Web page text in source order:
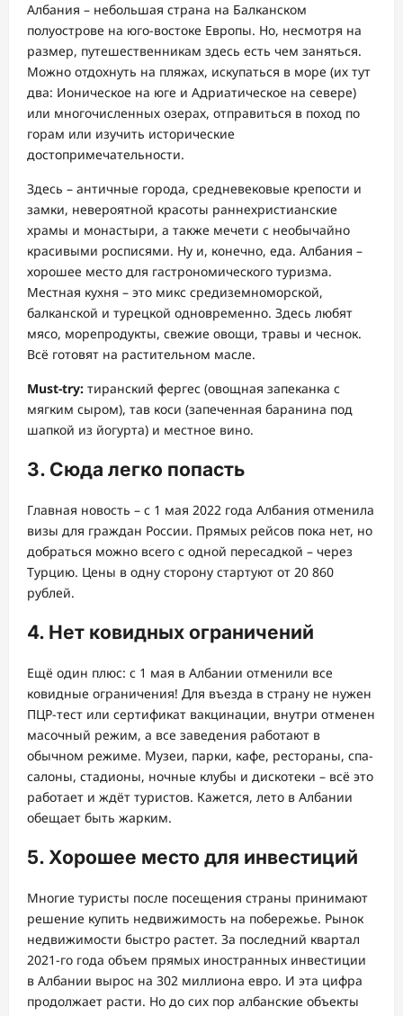
Албания – небольшая страна на Балканском
полуострове на юго-востоке Европы. Но, несмотря на
размер, путешественникам здесь есть чем заняться.
Можно отдохнуть на пляжах, искупаться в море (их тут
два: Ионическое на юге и Адриатическое на севере)
или многочисленных озерах, отправиться в поход по
горам или изучить исторические
достопримечательности.
Здесь – античные города, средневековые крепости и
замки, невероятной красоты раннехристианские
храмы и монастыри, а также мечети с необычайно
красивыми росписями. Ну и, конечно, еда. Албания –
хорошее место для гастрономического туризма.
Местная кухня – это микс средиземноморской,
балканской и турецкой одновременно. Здесь любят
мясо, морепродукты, свежие овощи, травы и чеснок.
Всё готовят на растительном масле.
Must-try: тиранский фергес (овощная запеканка с
мягким сыром), тав коси (запеченная баранина под
шапкой из йогурта) и местное вино.
3. Сюда легко попасть
Главная новость – с 1 мая 2022 года Албания отменила
визы для граждан России. Прямых рейсов пока нет, но
добраться можно всего с одной пересадкой – через
Турцию. Цены в одну сторону стартуют от 20 860
рублей.
4. Нет ковидных ограничений
Ещё один плюс: с 1 мая в Албании отменили все
ковидные ограничения! Для въезда в страну не нужен
ПЦР-тест или сертификат вакцинации, внутри отменен
масочный режим, а все заведения работают в
обычном режиме. Музеи, парки, кафе, рестораны, спа-
салоны, стадионы, ночные клубы и дискотеки – всё это
работает и ждёт туристов. Кажется, лето в Албании
обещает быть жарким.
5. Хорошее место для инвестиций
Многие туристы после посещения страны принимают
решение купить недвижимость на побережье. Рынок
недвижимости быстро растет. За последний квартал
2021-го года объем прямых иностранных инвестиции
в Албании вырос на 302 миллиона евро. И эта цифра
продолжает расти. Но до сих пор албанские объекты